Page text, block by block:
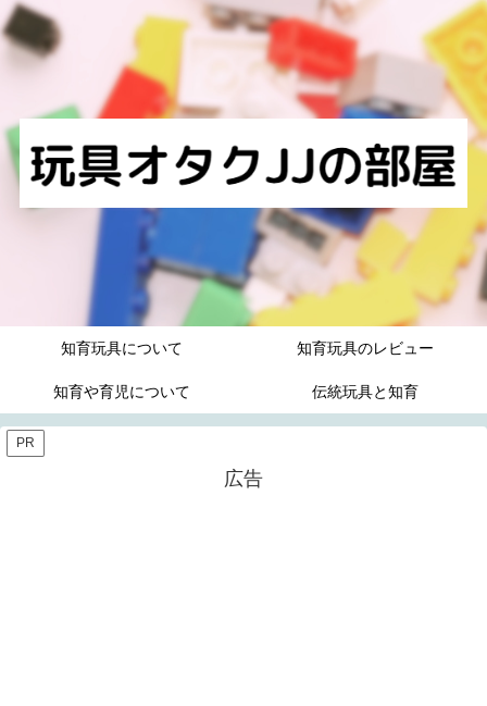
知育玩具について 知育玩具のレビュー
知育や育児について 伝統玩具と知育
PR
広告